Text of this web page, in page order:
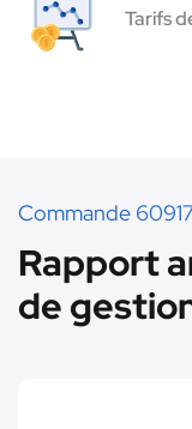
Tarifs
Commande
Rapport
de